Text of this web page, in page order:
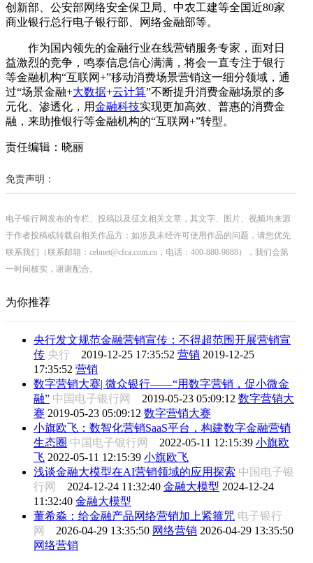
创新部、公安部网络安全保卫局、中农工建等全国近80家
商业银行总行电子银行部、网络金融部等。
作为国内领先的金融行业在线营销服务专家，面对日
益激烈的竞争，鸣泰信息信心满满，将会一直专注于银行
等金融机构“互联网+”移动消费场景营销这一细分领域，通
过“场景金融+大数据+云计算”不断提升消费金融场景的多
元化、渗透化，用金融科技实现更加高效、普惠的消费金
融，来助推银行等金融机构的“互联网+”转型。
责任编辑：晓丽
免责声明：
电子银行网发布的专栏、投稿以及征文相关文章，其文字、图片、视频均来源
于作者投稿或转载自相关作品方；如涉及未经许可使用作品的问题，请您优先
联系我们（联系邮箱：cebnet@cfca.com.cn，电话：400-880-9888），我们会第
一时间核实，谢谢配合。
为你推荐
央行发文规范金融营销宣传：不得超范围开展营销宣
传 央行 2019-12-25 17:35:52 营销 2019-12-25
17:35:52 营销
数字营销大赛| 微众银行——“用数字营销，促小微金
融” 中国电子银行网 2019-05-23 05:09:12 数字营销大
赛 2019-05-23 05:09:12 数字营销大赛
小旗欧飞：数智化营销SaaS平台，构建数字金融营销
生态圈 中国电子银行网 2022-05-11 12:15:39 小旗欧
飞 2022-05-11 12:15:39 小旗欧飞
浅谈金融大模型在AI营销领域的应用探索 中国电子银
行网 2024-12-24 11:32:40 金融大模型 2024-12-24
11:32:40 金融大模型
董希淼：给金融产品网络营销加上紧箍咒 电子银行
网 2026-04-29 13:35:50 网络营销 2026-04-29 13:35:50
网络营销